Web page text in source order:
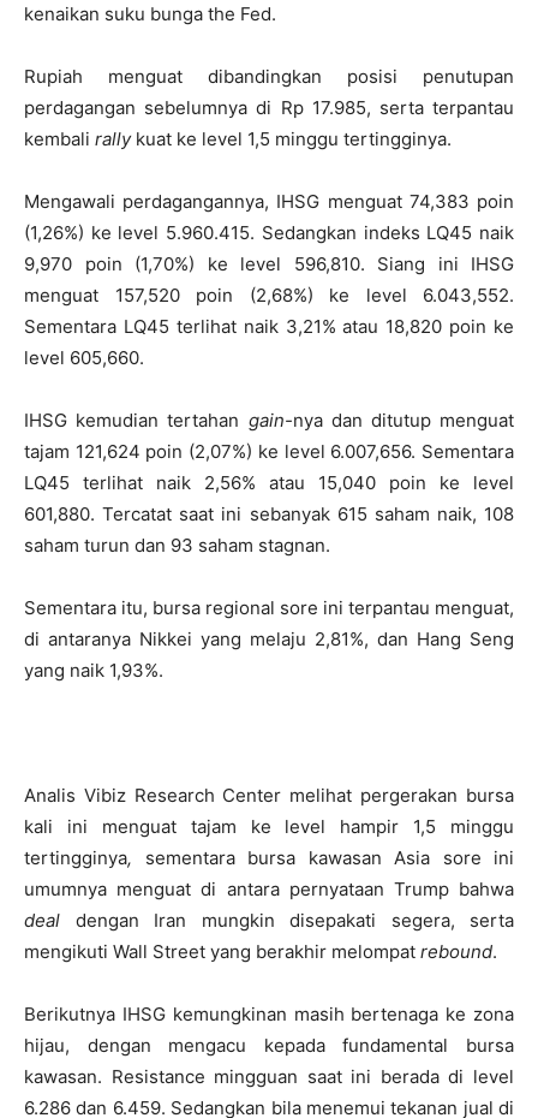
kenaikan suku bunga the Fed.
Rupiah menguat dibandingkan posisi penutupan
perdagangan sebelumnya di Rp 17.985, serta terpantau
kembali rallykuat ke level 1,5 minggu tertingginya.
Mengawali perdagangannya, IHSG menguat 74,383 poin
(1,26%) ke level 5.960.415. Sedangkan indeks LQ45 naik
9,970 poin (1,70%) ke level 596,810. Siang ini IHSG
menguat 157,520 poin (2,68%) ke level 6.043,552.
Sementara LQ45 terlihat naik 3,21% atau 18,820 poin ke
level 605,660.
IHSG kemudian tertahan gain-nya dan ditutup menguat
tajam 121,624 poin (2,07%) ke level 6.007,656. Sementara
LQ45 terlihat naik 2,56% atau 15,040 poin ke level
601,880. Tercatat saat ini sebanyak 615 saham naik, 108
saham turun dan 93 saham stagnan.
Sementara itu, bursa regional sore ini terpantau menguat,
di antaranya Nikkei yang melaju 2,81%, dan Hang Seng
yang naik 1,93%.
Analis Vibiz Research Center melihat pergerakan bursa
kali ini menguat tajam ke level hampir 1,5 minggu
tertingginya, sementara bursa kawasan Asia sore ini
umumnya menguat di antara pernyataan Trump bahwa
deal dengan Iran mungkin disepakati segera, serta
mengikuti Wall Street yang berakhir melompat rebound.
Berikutnya IHSG kemungkinan masih bertenaga ke zona
hijau, dengan mengacu kepada fundamental bursa
kawasan. Resistance mingguan saat ini berada di level
6.286 dan 6.459. Sedangkan bila menemui tekanan jual di